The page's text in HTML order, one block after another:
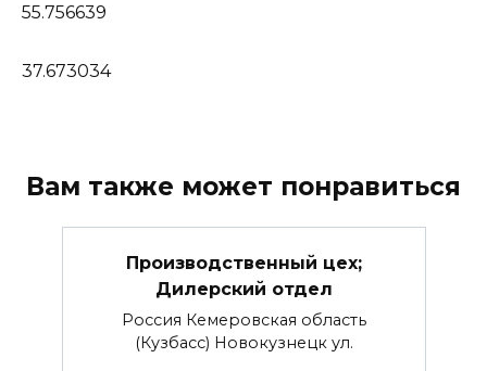
55.756639
37.673034
Вам также может понравиться
Производственный цех;
Дилерский отдел
Россия Кемеровская область
(Кузбасс) Новокузнецк ул.